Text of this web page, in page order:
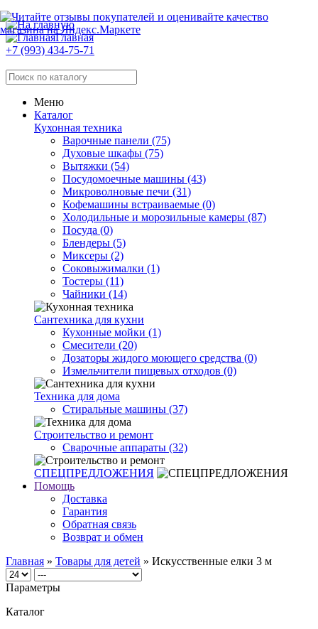
Главная
+7 (993) 434-75-71
Меню
Каталог
Кухонная техника
Варочные панели (75)
Духовые шкафы (75)
Вытяжки (54)
Посудомоечные машины (43)
Микроволновые печи (31)
Кофемашины встраиваемые (0)
Холодильные и морозильные камеры (87)
Посуда (0)
Блендеры (5)
Миксеры (2)
Соковыжималки (1)
Тостеры (11)
Чайники (14)
Сантехника для кухни
Кухонные мойки (1)
Смесители (20)
Дозаторы жидого моющего средства (0)
Измельчители пищевых отходов (0)
Техника для дома
Стиральные машины (37)
Строительство и ремонт
Сварочные аппараты (32)
СПЕЦПРЕДЛОЖЕНИЯ
Помощь
Доставка
Гарантия
Обратная связь
Возврат и обмен
Главная » Товары для детей » Искусственные елки 3 м
Параметры
Каталог